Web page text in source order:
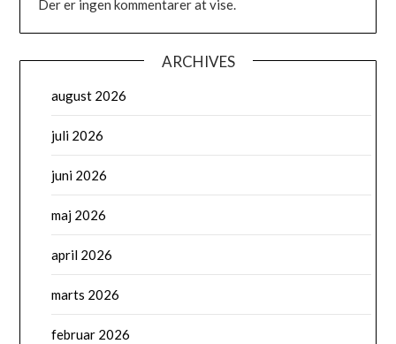
Der er ingen kommentarer at vise.
ARCHIVES
august 2026
juli 2026
juni 2026
maj 2026
april 2026
marts 2026
februar 2026